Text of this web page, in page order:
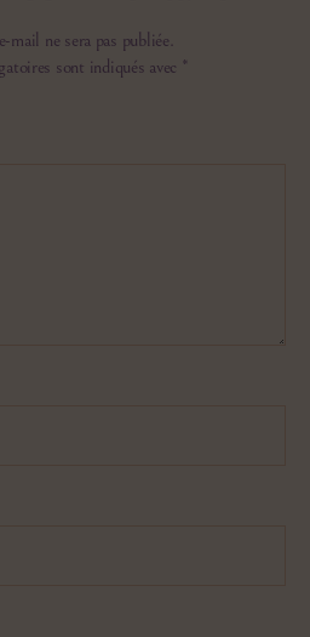
mail ne sera pas publiée.
sont indiqués avec *